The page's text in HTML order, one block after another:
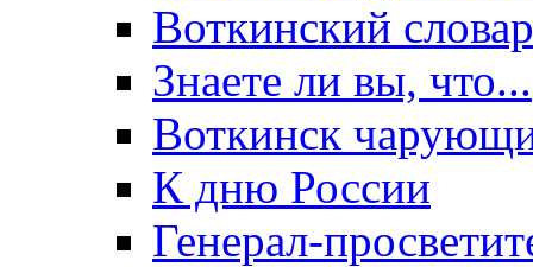
Воткинский
Знаете ли вы, что...
Воткинск
К дню России
Генерал-